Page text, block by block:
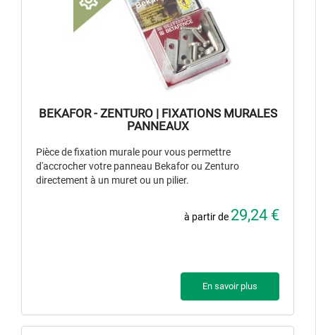
BEKAFOR - ZENTURO | FIXATIONS MURALES
PANNEAUX
Pièce de fixation murale pour vous permettre
d'accrocher votre panneau Bekafor ou Zenturo
directement à un muret ou un pilier.
à partir de 29,24 €
En savoir plus